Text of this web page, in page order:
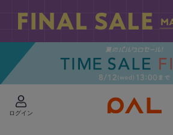
ログイン